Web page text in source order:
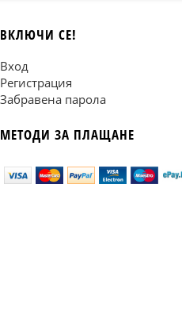
ВКЛЮЧИ СЕ!
Вход
Регистрация
Забравена парола
МЕТОДИ ЗА ПЛАЩАНЕ